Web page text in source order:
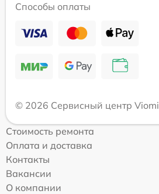
Способы оплаты
© 2026 Сервисный центр Viomi
Стоимость ремонта
Оплата и доставка
Контакты
Вакансии
О компании